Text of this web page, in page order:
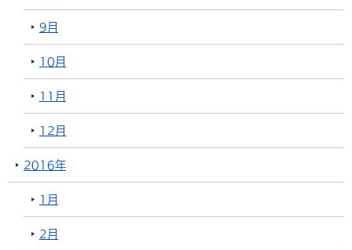
9月
10月
11月
12月
2016年
1月
2月